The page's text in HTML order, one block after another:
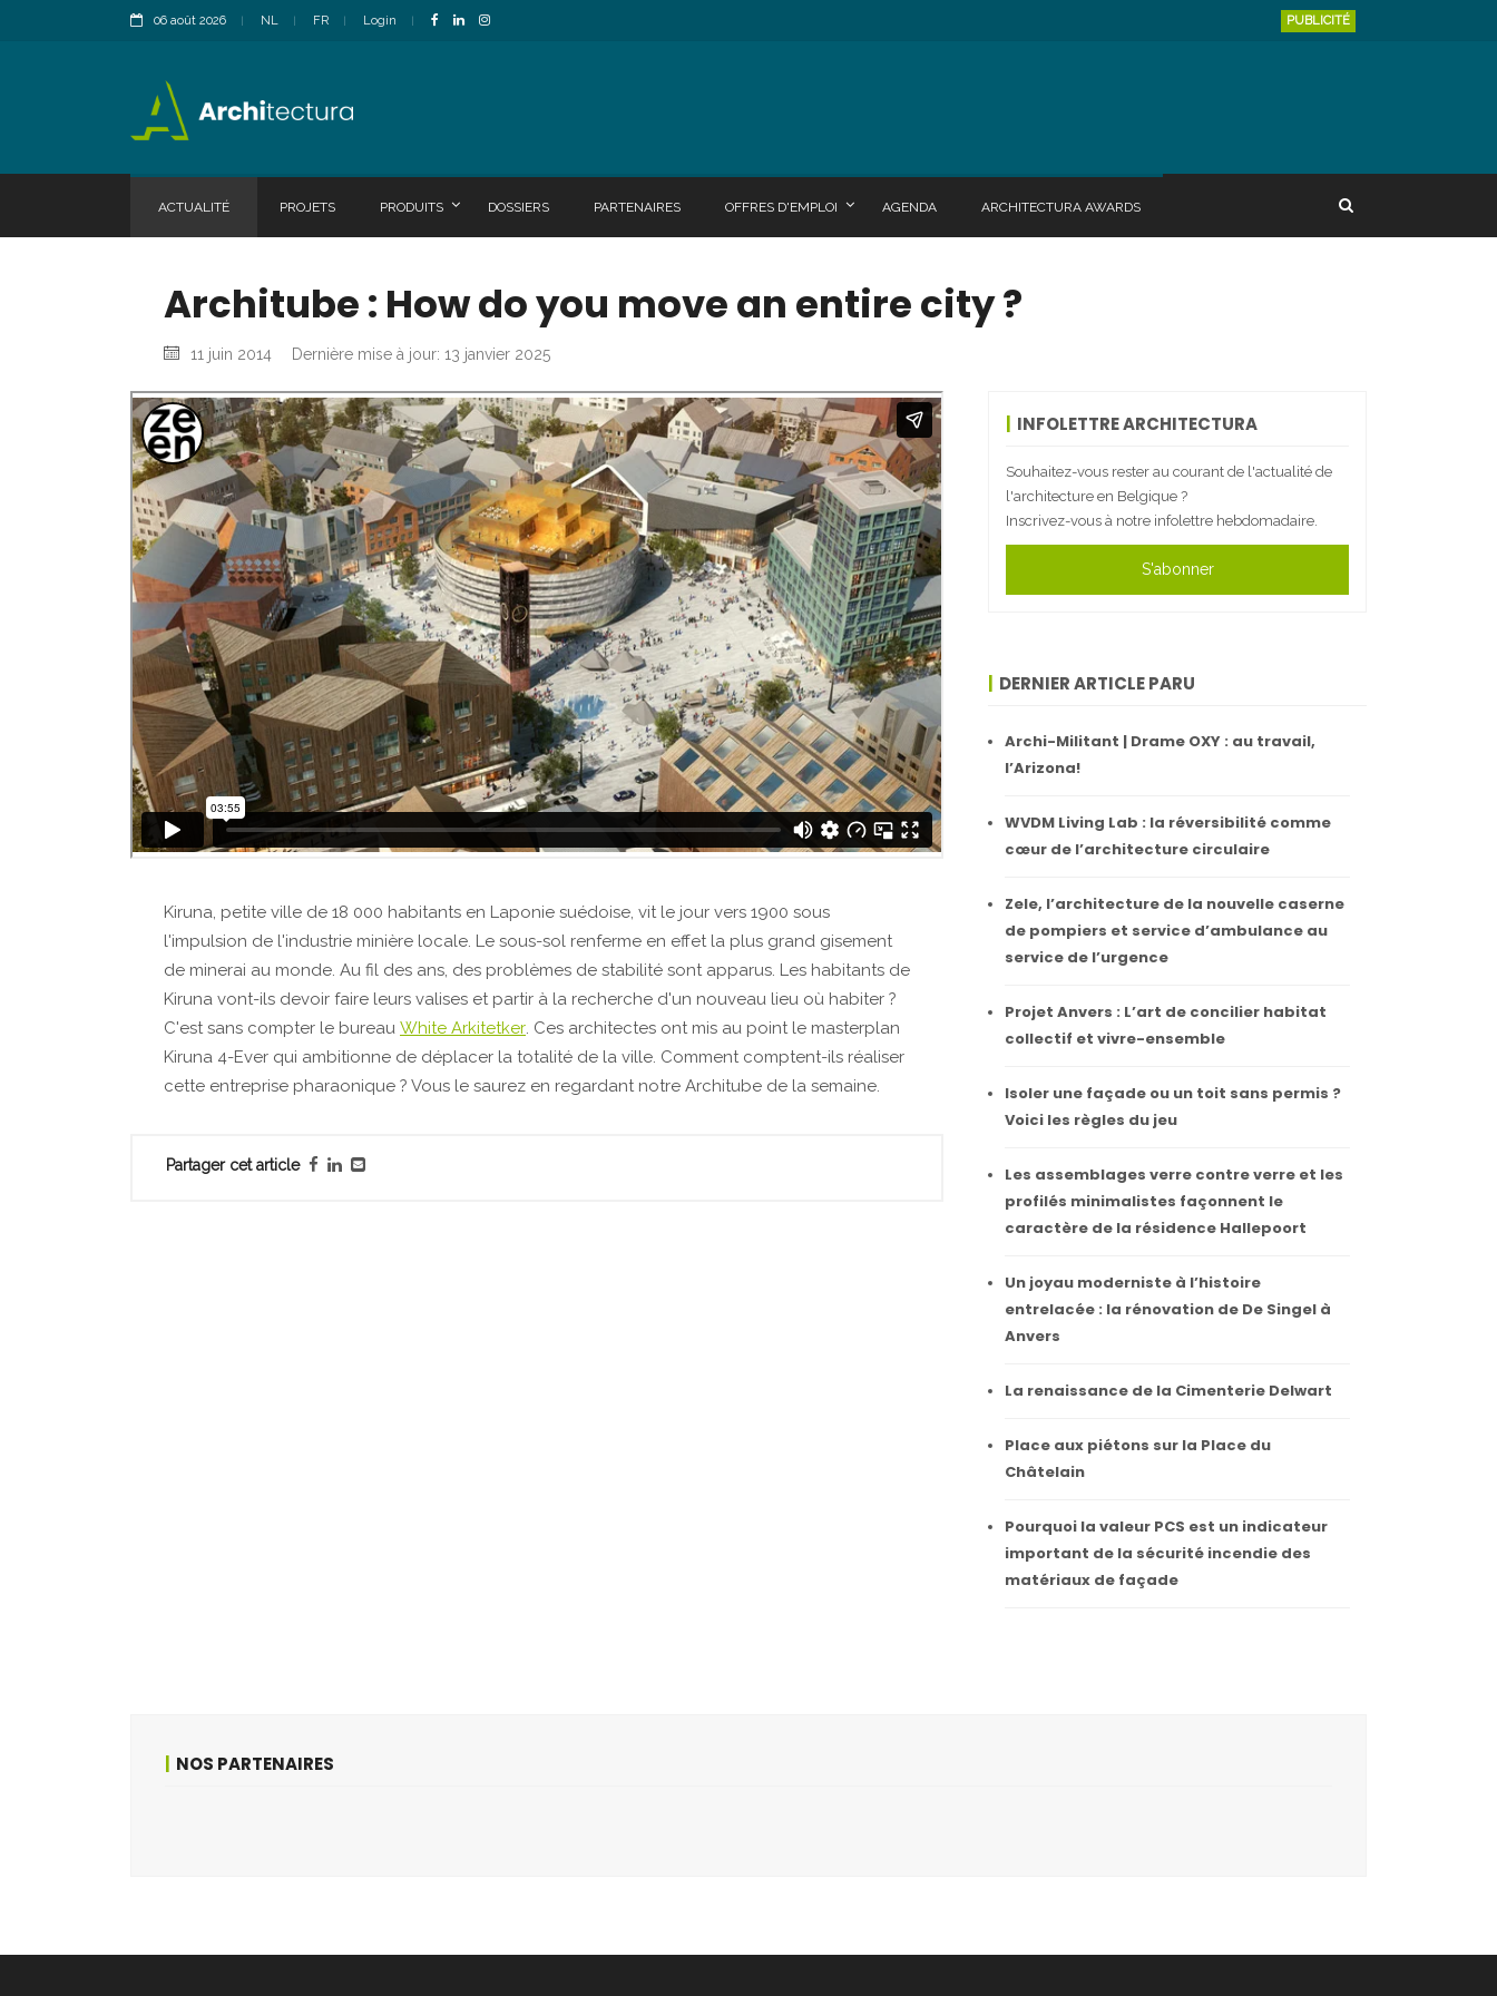
06 août 2026 NL FR Login PUBLICITÉ
ACTUALITÉ PROJETS PRODUITS DOSSIERS PARTENAIRES OFFRES D'EMPLOI AGENDA ARCHITECTURA AWARDS
Architube : How do you move an entire city ?
11 juin 2014 Dernière mise à jour: 13 janvier 2025
Kiruna, petite ville de 18 000 habitants en Laponie suédoise, vit le jour vers 1900 sous
l'impulsion de l'industrie minière locale. Le sous-sol renferme en effet la plus grand gisement
de minerai au monde. Au fil des ans, des problèmes de stabilité sont apparus. Les habitants de
Kiruna vont-ils devoir faire leurs valises et partir à la recherche d'un nouveau lieu où habiter ?
C'est sans compter le bureau White Arkitetker. Ces architectes ont mis au point le masterplan
Kiruna 4-Ever qui ambitionne de déplacer la totalité de la ville. Comment comptent-ils réaliser
cette entreprise pharaonique ? Vous le saurez en regardant notre Architube de la semaine.
Partager cet article
INFOLETTRE ARCHITECTURA
Souhaitez-vous rester au courant de l'actualité de
l'architecture en Belgique ?
Inscrivez-vous à notre infolettre hebdomadaire.
S'abonner
DERNIER ARTICLE PARU
Archi-Militant | Drame OXY : au travail,
l’Arizona!
WVDM Living Lab : la réversibilité comme
cœur de l’architecture circulaire
Zele, l’architecture de la nouvelle caserne
de pompiers et service d’ambulance au
service de l’urgence
Projet Anvers : L’art de concilier habitat
collectif et vivre-ensemble
Isoler une façade ou un toit sans permis ?
Voici les règles du jeu
Les assemblages verre contre verre et les
profilés minimalistes façonnent le
caractère de la résidence Hallepoort
Un joyau moderniste à l’histoire
entrelacée : la rénovation de De Singel à
Anvers
La renaissance de la Cimenterie Delwart
Place aux piétons sur la Place du
Châtelain
Pourquoi la valeur PCS est un indicateur
important de la sécurité incendie des
matériaux de façade
NOS PARTENAIRES